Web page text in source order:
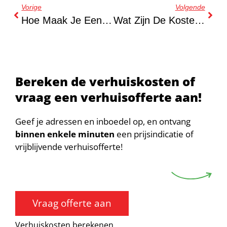
Vorige
Hoe Maak Je Een Verhuischecklist Die Echt Werkt?
Volgende
Wat Zijn De Kosten Waar Je Rekening Mee Moet Houden Bij Verhuizen?
Bereken de verhuiskosten of
vraag een verhuisofferte aan!
Geef je adressen en inboedel op, en ontvang
binnen enkele minuten een prijsindicatie of
vrijblijvende verhuisofferte!
Vraag offerte aan